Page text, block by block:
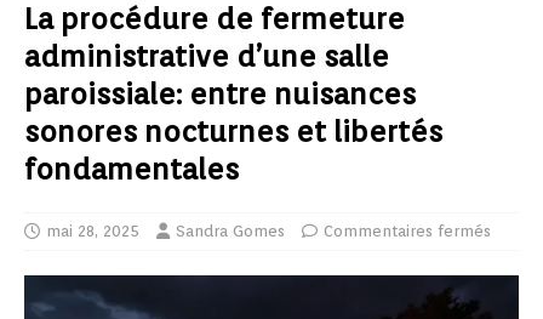
La procédure de fermeture
administrative d’une salle
paroissiale: entre nuisances
sonores nocturnes et libertés
fondamentales
mai 28, 2025 Sandra Gomes Commentaires fermés